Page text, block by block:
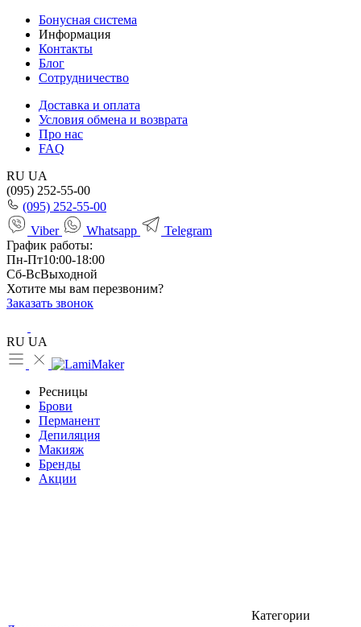
Бонусная система
Информация
Контакты
Блог
Сотрудничество
Доставка и оплата
Условия обмена и возврата
Про нас
FAQ
RU UA
(095) 252-55-00
(095) 252-55-00
Viber
Whatsapp
Telegram
График работы:
Пн-Пт10:00-18:00
Сб-ВсВыходной
Хотите мы вам перезвоним?
Заказать звонок
RU UA
Ресницы
Брови
Перманент
Депиляция
Макияж
Бренды
Акции
Категории